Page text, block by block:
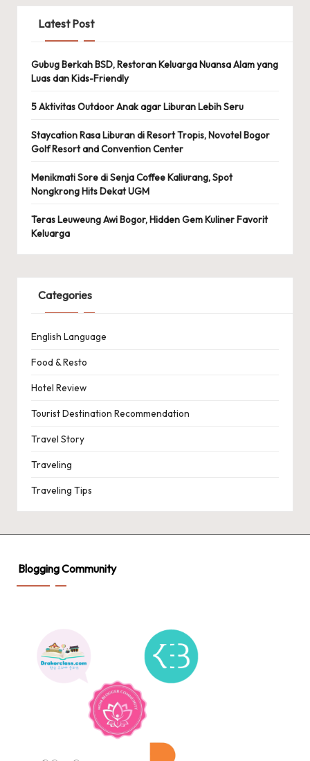
Latest Post
Gubug Berkah BSD, Restoran Keluarga Nuansa Alam yang
Luas dan Kids-Friendly
5 Aktivitas Outdoor Anak agar Liburan Lebih Seru
Staycation Rasa Liburan di Resort Tropis, Novotel Bogor
Golf Resort and Convention Center
Menikmati Sore di Senja Coffee Kaliurang, Spot
Nongkrong Hits Dekat UGM
Teras Leuweung Awi Bogor, Hidden Gem Kuliner Favorit
Keluarga
Categories
English Language
Food & Resto
Hotel Review
Tourist Destination Recommendation
Travel Story
Traveling
Traveling Tips
Blogging Community